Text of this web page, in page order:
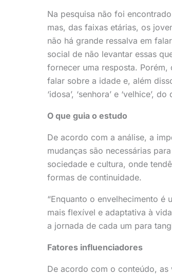
Na pesquisa não foi
mas, das faixas etárias, os
não há grande ressalva em
social de não levantar essas
fornecer uma resposta. Porém,
falar sobre a idade e, além
‘idosa’, ‘senhora’ e ‘velhice’,
O que guia o estudo
De acordo com a análise, a
mudanças são necessárias
sociedade e cultura, onde
formas de continuidade.
“Enquanto o envelhecimento é
mais flexível e adaptativa à
a jornada de cada um para
Fatores influenciadores
De acordo com o conteúdo,